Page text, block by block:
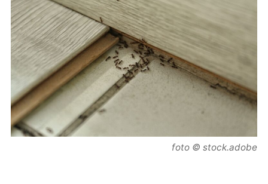
foto © stock.adobe